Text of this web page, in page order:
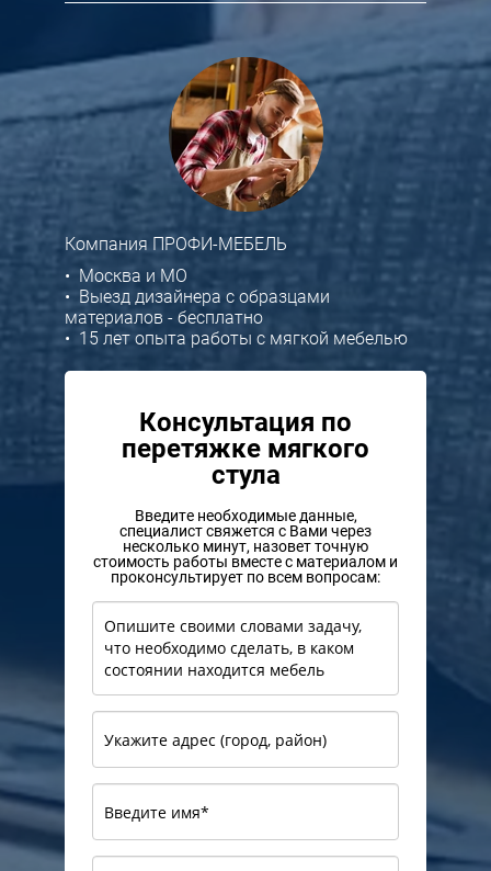
Компания ПРОФИ-МЕБЕЛЬ
• Москва и МО
• Выезд дизайнера с образцами
материалов - бесплатно
• 15 лет опыта работы с мягкой мебелью
Консультация по
перетяжке мягкого
стула
Введите необходимые данные,
специалист свяжется с Вами через
несколько минут, назовет точную
стоимость работы вместе с материалом и
проконсультирует по всем вопросам: